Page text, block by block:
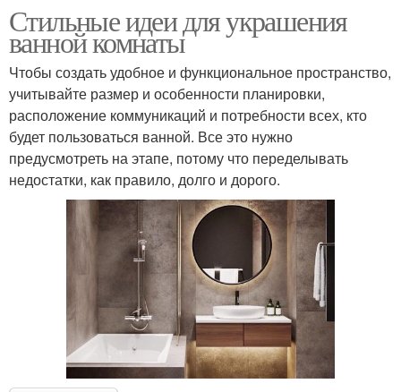
Стильные идеи для украшения
ванной комнаты
Чтобы создать удобное и функциональное пространство,
учитывайте размер и особенности планировки,
расположение коммуникаций и потребности всех, кто
будет пользоваться ванной. Все это нужно
предусмотреть на этапе, потому что переделывать
недостатки, как правило, долго и дорого.